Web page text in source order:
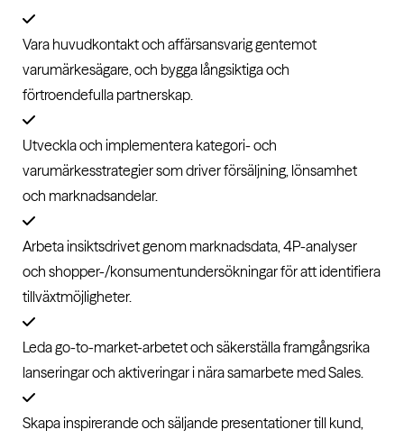
Vara huvudkontakt och affärsansvarig gentemot
varumärkesägare, och bygga långsiktiga och
förtroendefulla partnerskap.
Utveckla och implementera kategori- och
varumärkesstrategier som driver försäljning, lönsamhet
och marknadsandelar.
Arbeta insiktsdrivet genom marknadsdata, 4P-analyser
och shopper-/konsumentundersökningar för att identifiera
tillväxtmöjligheter.
Leda go-to-market-arbetet och säkerställa framgångsrika
lanseringar och aktiveringar i nära samarbete med Sales.
Skapa inspirerande och säljande presentationer till kund,